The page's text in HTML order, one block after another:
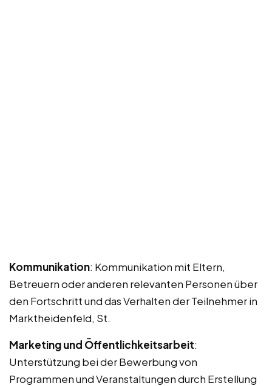
Kommunikation: Kommunikation mit Eltern,
Betreuern oder anderen relevanten Personen über
den Fortschritt und das Verhalten der Teilnehmer in
Marktheidenfeld, St.
Marketing und Öffentlichkeitsarbeit:
Unterstützung bei der Bewerbung von
Programmen und Veranstaltungen durch Erstellung